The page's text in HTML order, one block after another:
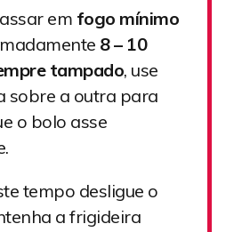
em fogo mínimo
8 – 10
tampado, use
sobre a outra para
o bolo asse
tempo desligue o
a frigideira